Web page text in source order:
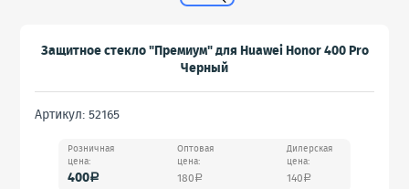
Защитное стекло "Премиум" для Huawei Honor 400 Pro
Черный
Артикул: 52165
Розничная
цена:
400a
Оптовая
цена:
180 a
Дилерская
цена:
140 a